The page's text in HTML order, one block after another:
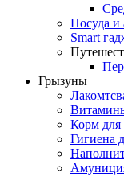
Посуда и
Smart
Грызуны
Корм для
Гигиена